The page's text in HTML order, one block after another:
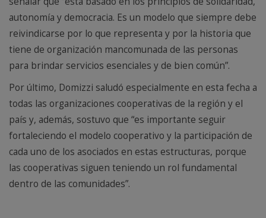
autonomía y democracia. Es un modelo que siempre debe
reivindicarse por lo que representa y por la historia que
tiene de organización mancomunada de las personas
para brindar servicios esenciales y de bien común”.
Por último, Domizzi saludó especialmente en esta fecha a
todas las organizaciones cooperativas de la región y el
país y, además, sostuvo que “es importante seguir
fortaleciendo el modelo cooperativo y la participación de
cada uno de los asociados en estas estructuras, porque
las cooperativas siguen teniendo un rol fundamental
dentro de las comunidades”.